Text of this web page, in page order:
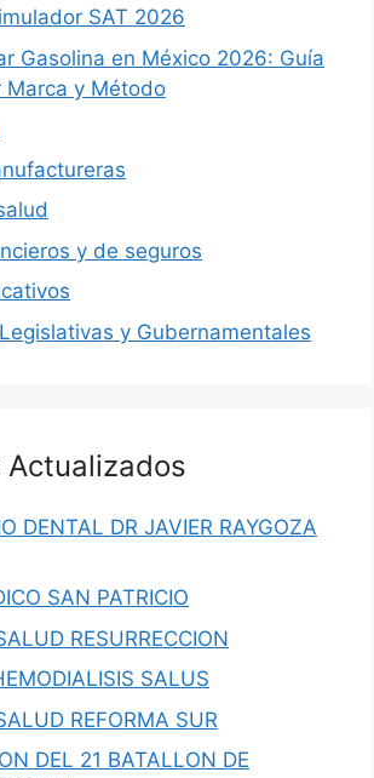
SAT 2026
Gasolina en México 2026: Guía
Marca y Método
y de seguros
y Gubernamentales
Actualizados
DENTAL DR JAVIER RAYGOZA
SAN PATRICIO
RESURRECCION
SALUS
REFORMA SUR
DEL 21 BATALLON DE